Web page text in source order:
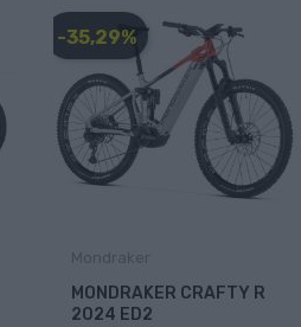
-35,29%
MONDRAKER CRAFTY R
2024 ED2